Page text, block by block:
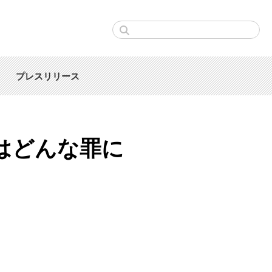
プレスリリース
どんな罪に